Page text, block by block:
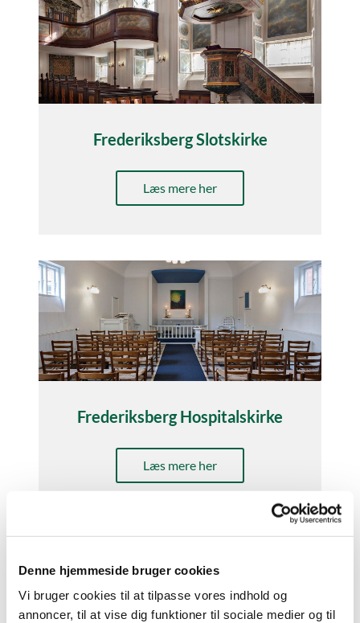
Denne hjemmeside bruger cookies
Vi bruger cookies til at tilpasse vores indhold og
annoncer, til at vise dig funktioner til sociale medier og til
Frederiksberg Slotskirke
Læs mere her
Frederiksberg Hospitalskirke
Læs mere her